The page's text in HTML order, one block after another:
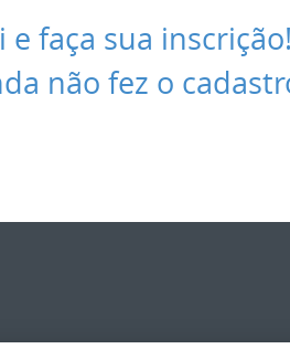
faça sua
não fez o